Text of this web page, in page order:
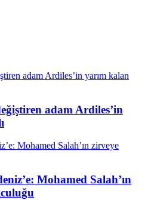
adam Ardiles’in
Mohamed Salah’ın